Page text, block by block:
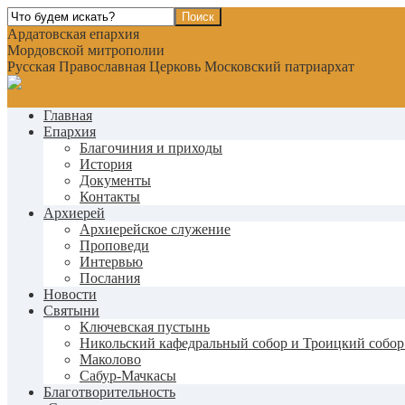
Ардатовская епархия
Мордовской митрополии
Русская Православная Церковь Московский патриархат
Главная
Епархия
Благочиния и приходы
История
Документы
Контакты
Архиерей
Архиерейское служение
Проповеди
Интервью
Послания
Новости
Святыни
Ключевская пустынь
Никольский кафедральный собор и Троицкий собор
Маколово
Сабур-Мачкасы
Благотворительность